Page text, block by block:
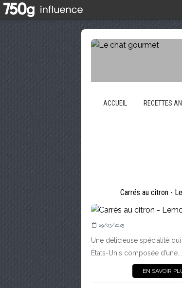
ACCUEIL RECETTES
Carrés au citron -
29/03/2025
Une délicieuse spécialité
États-Unis composée d’une...
EN SAVOIR